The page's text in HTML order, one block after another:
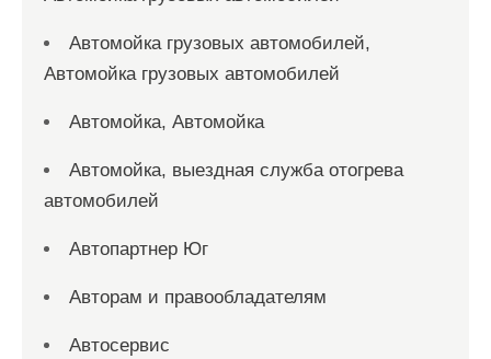
Автомойка грузовых автомобилей,
Автомойка грузовых автомобилей
Автомойка, Автомойка
Автомойка, выездная служба отогрева
автомобилей
Автопартнер Юг
Авторам и правообладателям
Автосервис